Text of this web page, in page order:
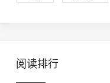
阅读排行